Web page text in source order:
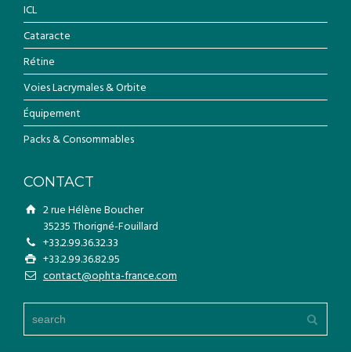
ICL
Cataracte
Rétine
Voies Lacrymales & Orbite
Équipement
Packs & Consommables
CONTACT
2 rue Hélène Boucher
35235 Thorigné-Fouillard
+33.2.99.36.32.33
+33.2.99.36.82.95
contact@ophta-france.com